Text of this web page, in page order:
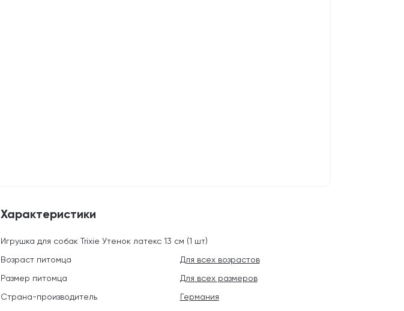
Характеристики
Игрушка для собак Trixie Утенок латекс 13 см (1 шт)
Возраст питомца
Для всех возрастов
Размер питомца
Для всех размеров
Страна-производитель
Германия